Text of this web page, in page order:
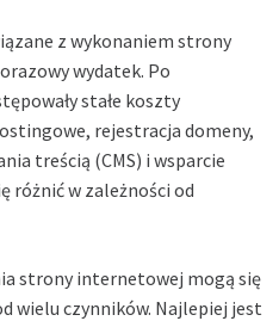
z wykonaniem strony
wydatek. Po
stałe koszty
rejestracja domeny,
treścią (CMS) i wsparcie
różnić w zależności od
strony internetowej mogą się
wielu czynników. Najlepiej jest